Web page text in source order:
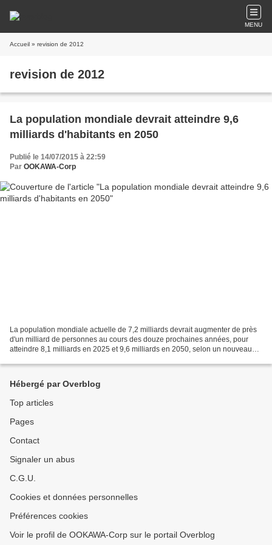
MENU
Accueil » revision de 2012
revision de 2012
La population mondiale devrait atteindre 9,6
milliards d'habitants en 2050
Publié le 14/07/2015 à 22:59
Par OOKAWA-Corp
La population mondiale actuelle de 7,2 milliards devrait augmenter de près
d'un milliard de personnes au cours des douze prochaines années, pour
atteindre 8,1 milliards en 2025 et 9,6 milliards en 2050, selon un nouveau
Hébergé par Overblog
Top articles
Pages
Contact
Signaler un abus
C.G.U.
Cookies et données personnelles
Préférences cookies
Voir le profil de OOKAWA-Corp sur le portail Overblog